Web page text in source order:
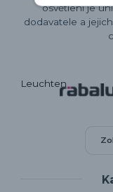
osvětlení je
dodavatele a